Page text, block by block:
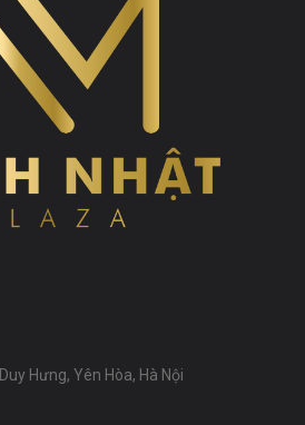
Hưng, Yên Hòa, Hà Nội